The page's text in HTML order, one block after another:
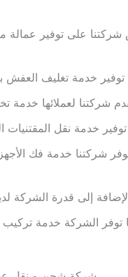
على توفير عمالة
توفير خدمة تغليف العفش
شركتنا لعملائها خدمة
توفير خدمة نقل المقتنيات
شركتنا خدمة فك
إلى قدرة الشركة
توفر الشركة خدمة